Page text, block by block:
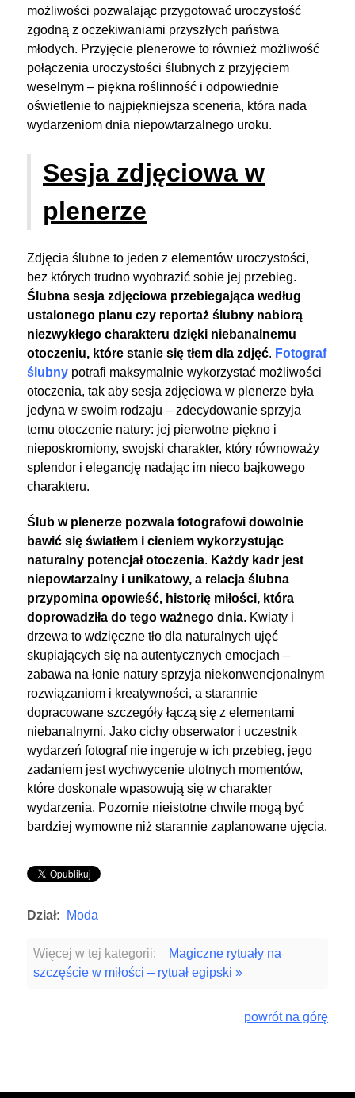
możliwości pozwalając przygotować uroczystość
zgodną z oczekiwaniami przyszłych państwa
młodych. Przyjęcie plenerowe to również możliwość
połączenia uroczystości ślubnych z przyjęciem
weselnym – piękna roślinność i odpowiednie
oświetlenie to najpiękniejsza sceneria, która nada
wydarzeniom dnia niepowtarzalnego uroku.
Sesja zdjęciowa w
plenerze
Zdjęcia ślubne to jeden z elementów uroczystości,
bez których trudno wyobrazić sobie jej przebieg.
Ślubna sesja zdjęciowa przebiegająca według
ustalonego planu czy reportaż ślubny nabiorą
niezwykłego charakteru dzięki niebanalnemu
otoczeniu, które stanie się tłem dla zdjęć. Fotograf
ślubny potrafi maksymalnie wykorzystać możliwości
otoczenia, tak aby sesja zdjęciowa w plenerze była
jedyna w swoim rodzaju – zdecydowanie sprzyja
temu otoczenie natury: jej pierwotne piękno i
nieposkromiony, swojski charakter, który równoważy
splendor i elegancję nadając im nieco bajkowego
charakteru.
Ślub w plenerze pozwala fotografowi dowolnie
bawić się światłem i cieniem wykorzystując
naturalny potencjał otoczenia. Każdy kadr jest
niepowtarzalny i unikatowy, a relacja ślubna
przypomina opowieść, historię miłości, która
doprowadziła do tego ważnego dnia. Kwiaty i
drzewa to wdzięczne tło dla naturalnych ujęć
skupiających się na autentycznych emocjach –
zabawa na łonie natury sprzyja niekonwencjonalnym
rozwiązaniom i kreatywności, a starannie
dopracowane szczegóły łączą się z elementami
niebanalnymi. Jako cichy obserwator i uczestnik
wydarzeń fotograf nie ingeruje w ich przebieg, jego
zadaniem jest wychwycenie ulotnych momentów,
które doskonale wpasowują się w charakter
wydarzenia. Pozornie nieistotne chwile mogą być
bardziej wymowne niż starannie zaplanowane ujęcia.
Dział: Moda
Więcej w tej kategorii:
Magiczne rytuały na
szczęście w miłości – rytuał egipski »
powrót na górę